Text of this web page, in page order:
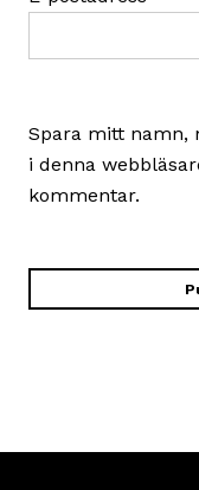
Spara mitt namn,
i denna
kommentar.